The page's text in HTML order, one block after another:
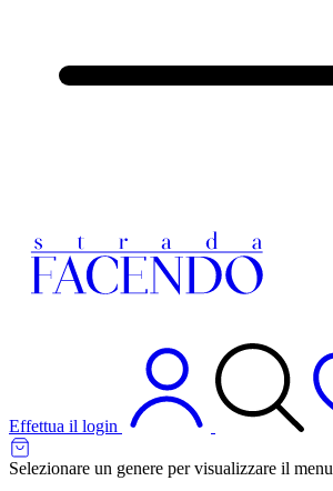
Effettua il login
Selezionare un genere per visualizzare il menu